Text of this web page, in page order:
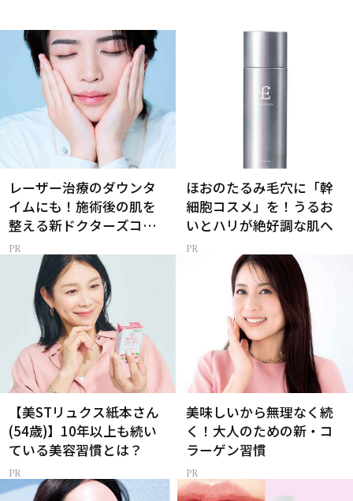
レーザー治療のダウンタ
イムにも！施術後の肌を
整える新ドクターズコス
メ
ほおのたるみ毛穴に「幹
細胞コスメ」を！うるお
いとハリが絶好調な肌へ
【美STリュクス紙本さん
(54歳)】10年以上も続い
ている美容習慣とは？
美味しいから無理なく続
く！大人のための新・コ
ラーゲン習慣